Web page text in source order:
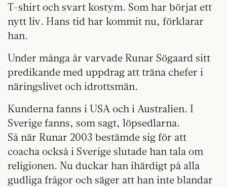
T-shirt och svart kostym. Som har börjat ett
nytt liv. Hans tid har kommit nu, förklarar
han.
Under många år varvade Runar Sögaard sitt
predikande med uppdrag att träna chefer i
näringslivet och idrottsmän.
Kunderna fanns i USA och i Australien. I
Sverige fanns, som sagt, löpsedlarna.
Så när Runar 2003 bestämde sig för att
coacha också i Sverige slutade han tala om
religionen. Nu duckar han ihärdigt på alla
gudliga frågor och säger att han inte blandar